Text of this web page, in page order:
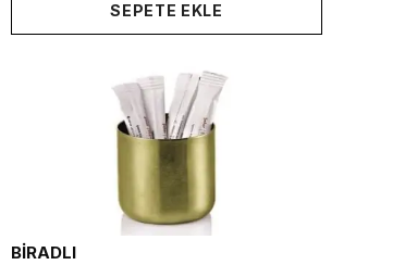
SEPETE EKLE
BİRADLI